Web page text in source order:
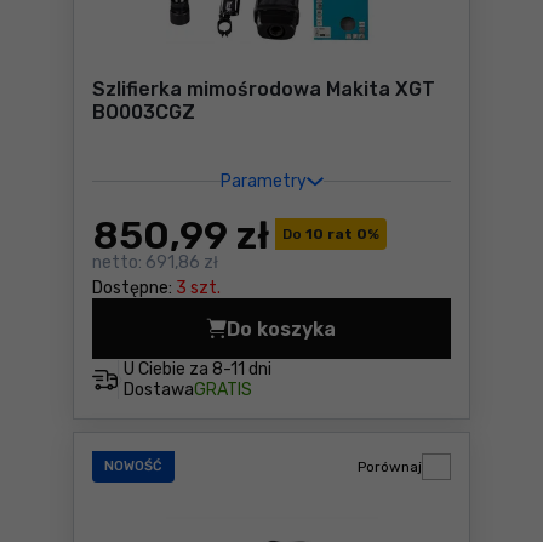
Szlifierka mimośrodowa Makita XGT
BO003CGZ
Parametry
Do 10 rat 0%
850,99 zł
netto: 691,86 zł
Dostępne: 3 szt.
U Ciebie za 8-11 dni
DostawaGRATIS
Do koszyka
Szlifierka mimośrodowa
NOWOŚĆ Porównaj